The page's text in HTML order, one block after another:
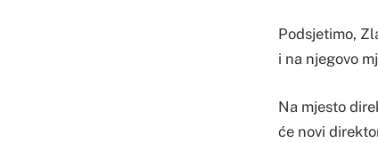
Podsjetimo,
i na njegovo
Na mjesto
će novi